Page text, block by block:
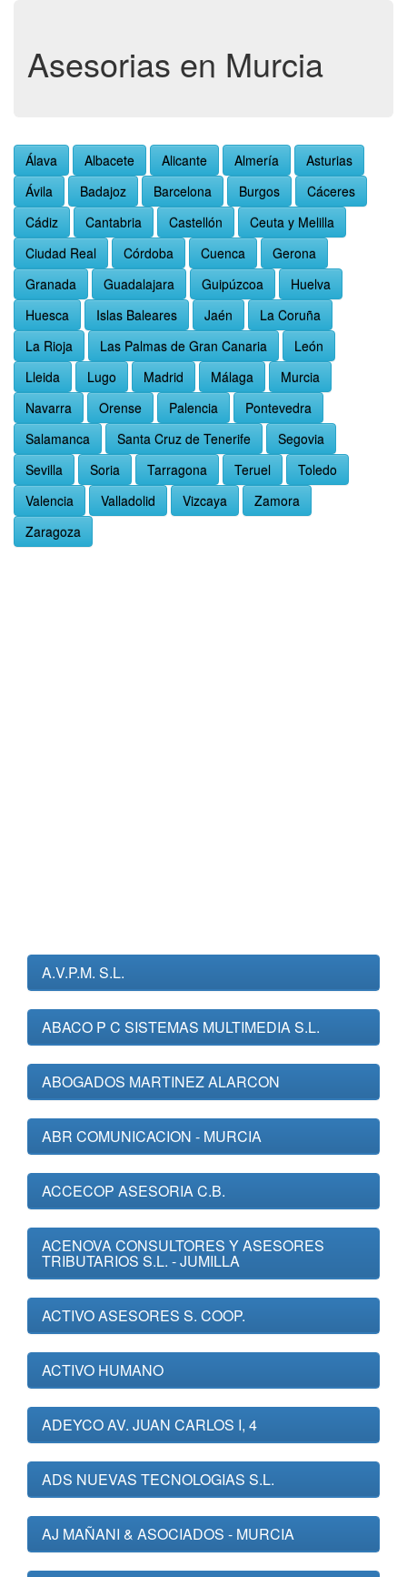
Asesorias en Murcia
Álava Albacete Alicante Almería
Asturias
Ávila
Badajoz Barcelona Burgos
Cáceres
Cádiz
Cantabria Castellón
Ceuta y Melilla
Ciudad Real
Córdoba Cuenca
Gerona
Granada
Guadalajara Guipúzcoa
Huelva
Huesca
Islas Baleares Jaén
La Coruña
La Rioja
Las Palmas de Gran Canaria
León
Lleida
Lugo Madrid Málaga
Murcia
Navarra
Orense Palencia
Pontevedra
Salamanca
Santa Cruz de Tenerife
Segovia
Sevilla
Soria Tarragona Teruel
Toledo
Valencia
Valladolid Vizcaya
Zamora
Zaragoza
A.V.P.M. S.L.
ABACO P C SISTEMAS MULTIMEDIA S.L.
ABOGADOS MARTINEZ ALARCON
ABR COMUNICACION - MURCIA
ACCECOP ASESORIA C.B.
ACENOVA CONSULTORES Y ASESORES
TRIBUTARIOS S.L. - JUMILLA
ACTIVO ASESORES S. COOP.
ACTIVO HUMANO
ADEYCO AV. JUAN CARLOS I, 4
ADS NUEVAS TECNOLOGIAS S.L.
AJ MAÑANI & ASOCIADOS - MURCIA